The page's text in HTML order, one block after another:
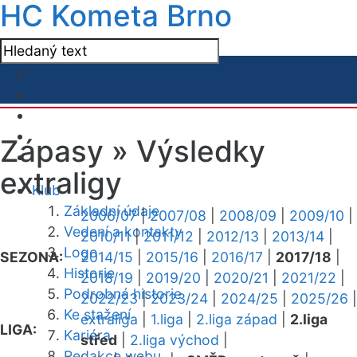
HC Kometa Brno
Klub
Základní údaje
Vedení a kontakty
Logo
Historie
Podrobná historie
Ke stažení
Kariéra
Zápasy » Výsledky
extraligy
SEZONA:
2006/07|2007/08 2008/09 2009/10
2010/11|2011/12 2012/13 2013/14
2014/15
2015/16 2016/17 2017/18
2018/19
2019/20 2020/21 2021/22
2022/23|2023/24 2024/25 2025/26
LIGA:
extraliga 1.liga 2.liga západ
2.liga
střed
2.liga východ